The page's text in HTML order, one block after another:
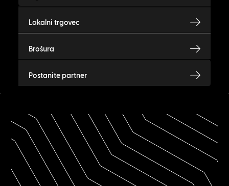
Lokalni trgovec
Brošura
Postanite partner